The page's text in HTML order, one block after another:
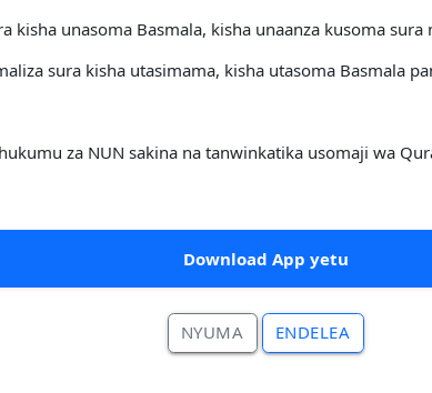
kisha unasoma Basmala, kisha unaanza kusoma
sura kisha utasimama, kisha utasoma Basmala
za NUN sakina na tanwinkatika usomaji wa
Download App yetu
NYUMA ENDELEA